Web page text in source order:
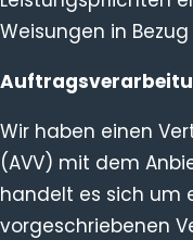
Weisungen in
Wir haben einen
(AVV) mit dem
handelt es sich um
vorgeschriebenen